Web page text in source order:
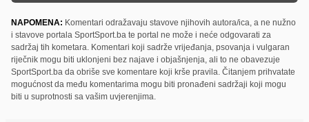
NAPOMENA: Komentari odražavaju stavove njihovih autora/ica, a ne nužno
i stavove portala SportSport.ba te portal ne može i neće odgovarati za
sadržaj tih kometara. Komentari koji sadrže vrijeđanja, psovanja i vulgaran
riječnik mogu biti uklonjeni bez najave i objašnjenja, ali to ne obavezuje
SportSport.ba da obriše sve komentare koji krše pravila. Čitanjem prihvatate
mogućnost da među komentarima mogu biti pronađeni sadržaji koji mogu
biti u suprotnosti sa vašim uvjerenjima.